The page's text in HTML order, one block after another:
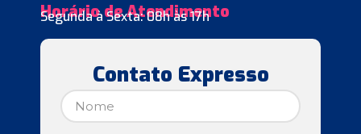
Horário de Atendimento
Segunda à Sexta: 08h às 17h
Contato Expresso